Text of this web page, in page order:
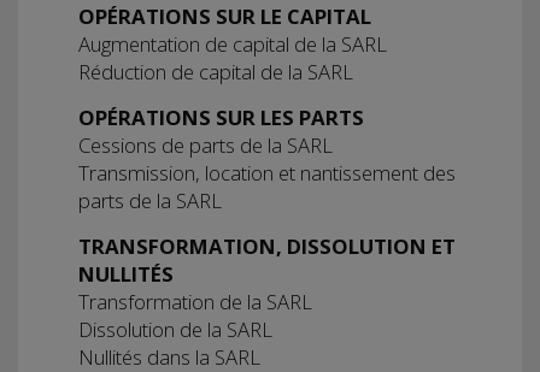
OPÉRATIONS SUR LE CAPITAL
Augmentation de capital de la SARL
Réduction de capital de la SARL
OPÉRATIONS SUR LES PARTS
Cessions de parts de la SARL
Transmission, location et nantissement des
parts de la SARL
TRANSFORMATION, DISSOLUTION ET
NULLITÉS
Transformation de la SARL
Dissolution de la SARL
Nullités dans la SARL